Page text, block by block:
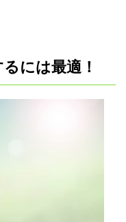
には最適！